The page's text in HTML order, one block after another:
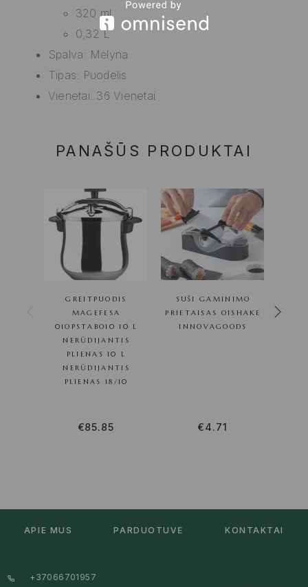
320 ml
0,32 L
Spalva: Mėlyna
Tipas: Puodelis
Vienetai: 36 Vienetai
PANAŠŪS PRODUKTAI
GREITPUODIS
MAGEFESA
01OPSTABO10 10 L
NERŪDIJANTIS
PLIENAS 10 L
NERŪDIJANTIS
PLIENAS 18/10
€85.85
SUŠI GAMINIMO
PRIETAISAS OISHAKE
INNOVAGOODS
€4.71
APIE MUS PARDUOTUVĖ KONTAKTAI
+37066701957